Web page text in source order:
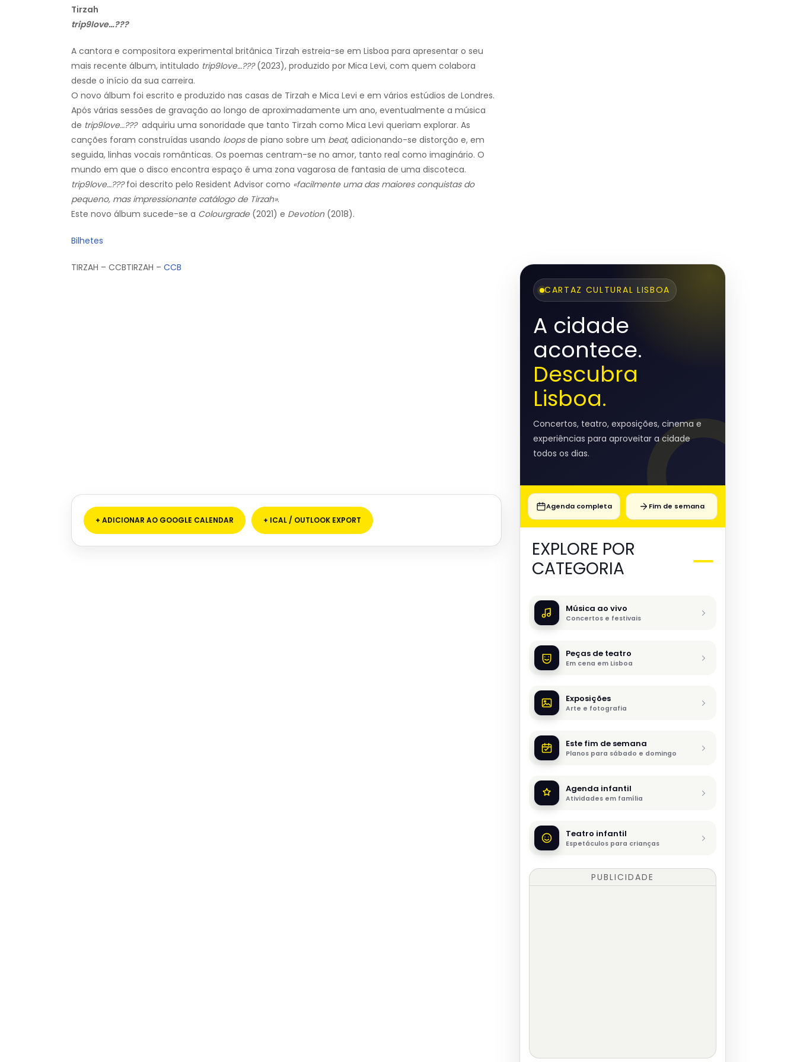
Tirzah
trip9love…???
A cantora e compositora experimental britânica Tirzah estreia-se em Lisboa para apresentar o seu
mais recente álbum, intitulado trip9love…???(2023), produzido por Mica Levi, com quem colabora
desde o início da sua carreira.
O novo álbum foi escrito e produzido nas casas de Tirzah e Mica Levi e em vários estúdios de Londres.
Após várias sessões de gravação ao longo de aproximadamente um ano, eventualmente a música
de trip9love…??? adquiriu uma sonoridade que tanto Tirzah como Mica Levi queriam explorar. As
canções foram construídas usando loopsde piano sobre um beat, adicionando-se distorção e, em
seguida, linhas vocais românticas. Os poemas centram-se no amor, tanto real como imaginário. O
mundo em que o disco encontra espaço é uma zona vagarosa de fantasia de uma discoteca.
trip9love…???foi descrito pelo Resident Advisor como «facilmente uma das maiores conquistas do
pequeno, mas impressionante catálogo de Tirzah».
Este novo álbum sucede-se a Colourgrade(2021) e Devotion(2018).
Bilhetes
TIRZAH – CCBTIRZAH – CCB
+ ADICIONAR AO GOOGLE CALENDAR + ICAL / OUTLOOK EXPORT
CARTAZ CULTURAL LISBOA
A cidade
acontece.
Descubra
Lisboa.
Concertos, teatro, exposições, cinema e
experiências para aproveitar a cidade
todos os dias.
Agenda completa Fim de semana
EXPLORE POR
CATEGORIA
Música ao vivo
Concertos e festivais
Peças de teatro
Em cena em Lisboa
Exposições
Arte e fotografia
Este fim de semana
Planos para sábado e domingo
Agenda infantil
Atividades em família
Teatro infantil
Espetáculos para crianças
PUBLICIDADE